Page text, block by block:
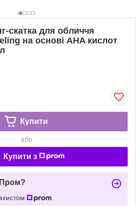
скатка для обличчя
на основі AHA кислот
Купити
або
Купити з
Пром?